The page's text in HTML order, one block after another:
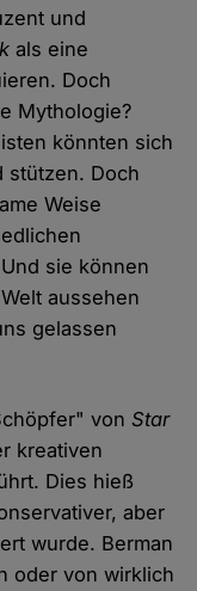
und
als eine
Doch
Mythologie?
könnten sich
stützen. Doch
Weise
sie können
aussehen
gelassen
vonStar
kreativen
Dies hieß
aber
wurde. Berman
oder von wirklich